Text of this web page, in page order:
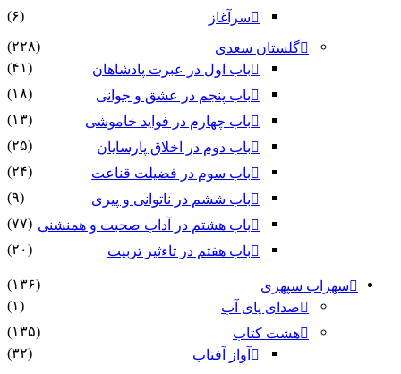
سرآغاز (۶)
گلستان سعدی
(۲۲۸)
باب اول در عبرت پادشاهان
(۴۱)
باب پنجم در عشق و جوانى
(۱۸)
باب چهارم در فواید خاموشى
(۱۳)
باب دوم در اخلاق پارسایان
(۲۵)
باب سوم در فضیلت قناعت
(۲۴)
باب ششم در ناتوانى و پیرى
(۹)
باب هشتم در آداب صحبت و همنشنى (۷۷)
باب هفتم در تاءثیر تربیت
(۲۰)
سهراب سپهری
(۱۳۶)
صدای پای آب
(۱)
هشت کتاب
(۱۳۵)
آواز آفتاب
(۳۲)